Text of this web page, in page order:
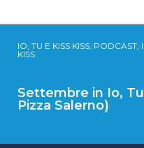
IO, TU E KISS KISS,
KISS
Settembre in Io,
Pizza Salerno)